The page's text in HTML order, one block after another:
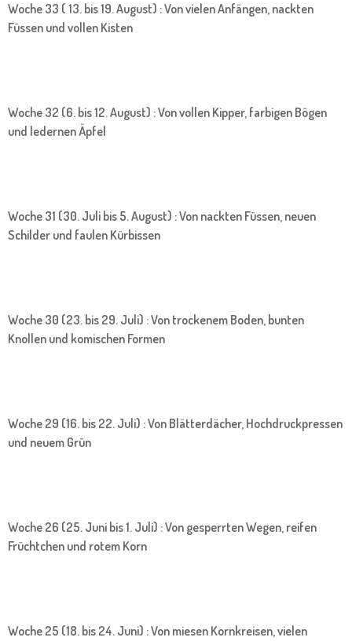
Woche 33 ( 13. bis 19. August) : Von vielen Anfängen, nackten
Füssen und vollen Kisten
Woche 32 (6. bis 12. August) : Von vollen Kipper, farbigen Bögen
und ledernen Äpfel
Woche 31 (30. Juli bis 5. August) : Von nackten Füssen, neuen
Schilder und faulen Kürbissen
Woche 30 (23. bis 29. Juli) : Von trockenem Boden, bunten
Knollen und komischen Formen
Woche 29 (16. bis 22. Juli) : Von Blätterdächer, Hochdruckpressen
und neuem Grün
Woche 26 (25. Juni bis 1. Juli) : Von gesperrten Wegen, reifen
Früchtchen und rotem Korn
Woche 25 (18. bis 24. Juni) : Von miesen Kornkreisen, vielen